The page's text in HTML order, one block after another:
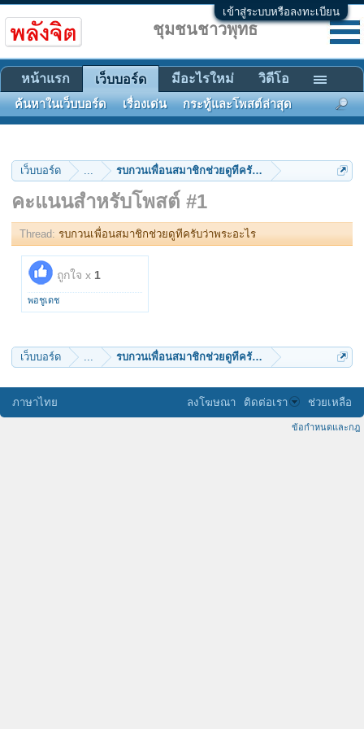
เข้าสู่ระบบหรือลงทะเบียน
เว็บบอร์ด ... รบกวนเพื่อนสมาชิกช่วยดูทีครับว่าพระอะไร
คะแนนสำหรับโพสต์ #1
Thread: รบกวนเพื่อนสมาชิกช่วยดูทีครับว่าพระอะไร
ถูกใจ x 1
พอชูเดช
เว็บบอร์ด ... รบกวนเพื่อนสมาชิกช่วยดูทีครับว่าพระอะไร
ชุมชนชาวพุทธ
หน้าแรก เว็บบอร์ด
ค้นหาในเว็บบอร์ด เรื่องเด่น กระทู้และโพสต์ล่าสุด
มีอะไรใหม่ วิดีโอ
ภาษาไทย ลงโฆษณา ติดต่อเรา ช่วยเหลือ
ข้อกำหนดและกฎ